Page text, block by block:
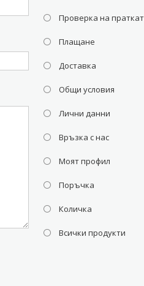
Проверка на
Плащане
Доставка
Общи условия
Лични данни
Връзка с нас
Моят профил
Поръчка
Количка
Всички продукти